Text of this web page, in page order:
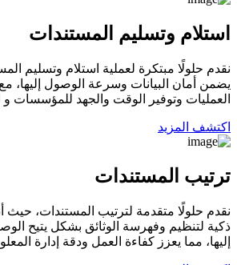
استلام وتسليم المستندات
نقدم حلولًا مبتكرة لعملية استلام وتسليم
يضمن أمان البيانات وسرعة الوصول إليها،
العمليات وتوفير الوقت والجهد للمؤسسات
اكتشف المزيد
ترتيب المستندات
نقدم حلولًا متقدمة لترتيب المستندات، حيث
ذكية لتنظيم وفهرسة الوثائق بشكل يتيح
إليها، مما يعزز كفاءة العمل ودقة إدارة